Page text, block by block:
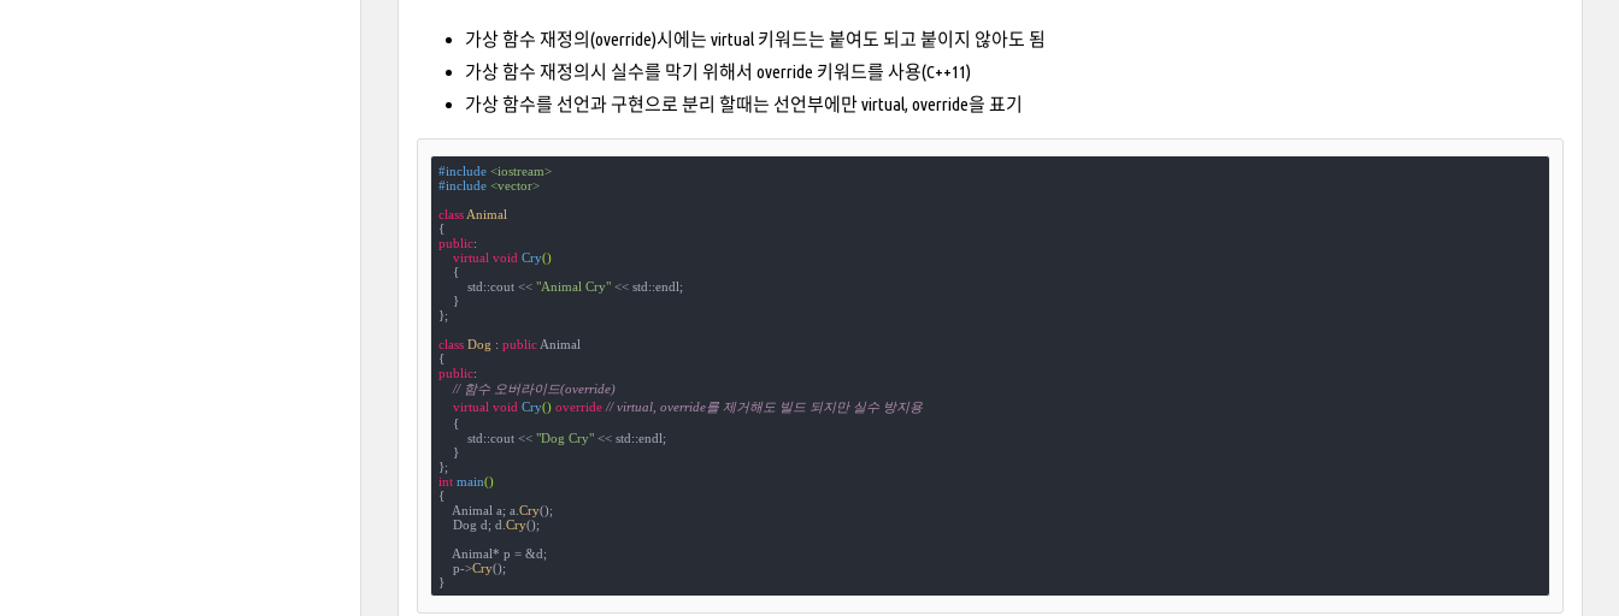
가상 함수 재정의(override)시에는 virtual 키워드는 붙여도 되고 붙이지 않아도 됨
가상 함수 재정의시 실수를 막기 위해서 override 키워드를 사용(C++11)
가상 함수를 선언과 구현으로 분리 할때는 선언부에만 virtual, override을 표기
#include <iostream>
#include <vector>
class Animal
{
public:
virtual void Cry()
{
        std::cout <<
"Animal Cry" << std::endl;
    }
};
class Dog : public Animal
public:
// 함수 오버라이드(override)
virtual void Cry() override // virtual, override를 제거해도 빌드 되지만 실수 방지용
{
        std::cout <<
"Dog Cry" << std::endl;
    }
int main()
{
    Animal a; a.
Cry();
    Dog d; d.
Cry();
    Animal* p = &d;
    p->
Cry();